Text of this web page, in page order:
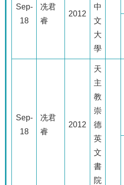
Sep-
18
冼君
睿
2012
中
文
大
學
Sep-
18
冼君
睿
2012
天
主
教
崇
德
英
文
書
院